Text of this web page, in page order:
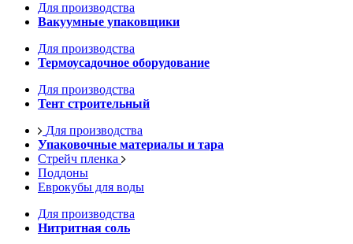
Для производства
Вакуумные упаковщики
Для производства
Термоусадочное оборудование
Для производства
Тент строительный
Для производства
Упаковочные материалы и тара
Стрейч пленка
Поддоны
Еврокубы для воды
Для производства
Нитритная соль